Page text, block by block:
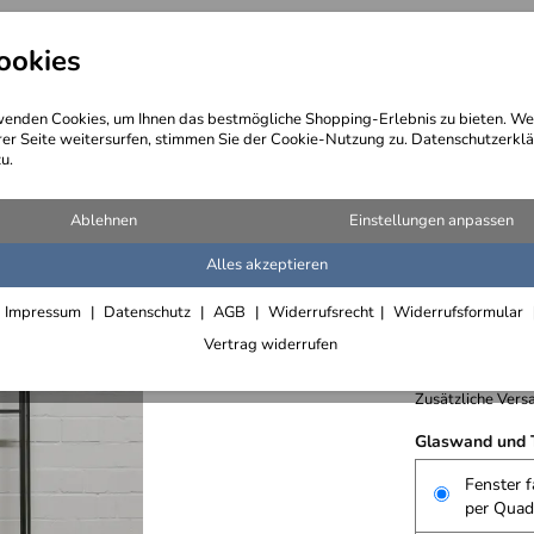
Cookies, um Ihnen das bestmögliche Shopping-Erlebnis zu bieten.
Seite weitersurfen, stimmen Sie der Cookie-Nutzung zu.
Ablehnen Einstellungen anpassen
Alles akzeptieren
Impressum Datenschutz AGB Widerrufsrecht
Widerrufsformular
Vertrag widerrufen
Wegebeschreibung @
Türen mit Flachstahlrahmen und
Tür im
Zusätzliche
Glaswand und
Fenster
per